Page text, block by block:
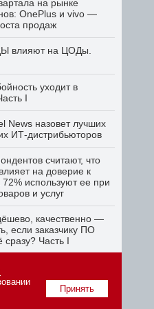
на рынке
OnePlus и vivo —
продаж
влияют на ЦОДы.
уходит в
I
News назовет лучших
ИТ-дистрибьюторов
считают, что
на доверие к
используют ее при
и услуг
качественно —
если заказчику ПО
сразу? Часть I
Принять